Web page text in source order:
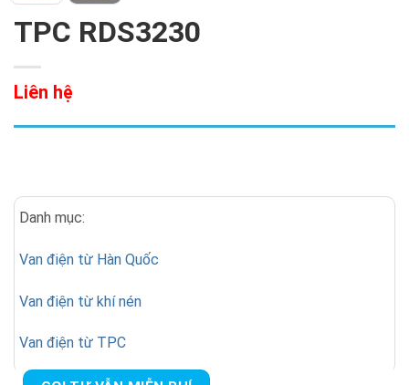
TPC RDS3230
Liên hệ
Danh mục:
Van điện từ Hàn Quốc
Van điện từ khí nén
Van điện từ TPC